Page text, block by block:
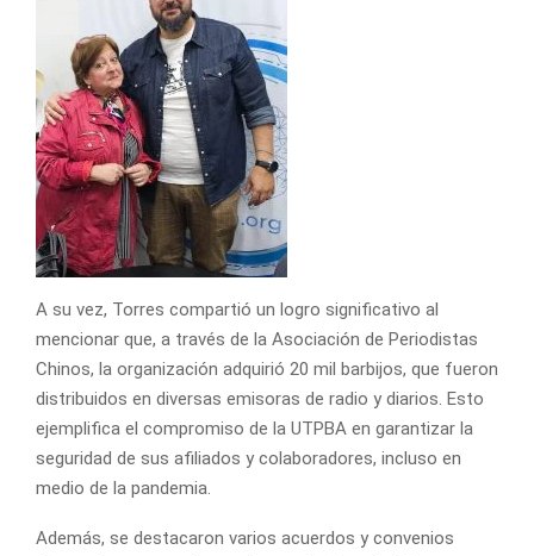
A su vez, Torres compartió un logro significativo al
mencionar que, a través de la Asociación de Periodistas
Chinos, la organización adquirió 20 mil barbijos, que fueron
distribuidos en diversas emisoras de radio y diarios. Esto
ejemplifica el compromiso de la UTPBA en garantizar la
seguridad de sus afiliados y colaboradores, incluso en
medio de la pandemia.
Además, se destacaron varios acuerdos y convenios